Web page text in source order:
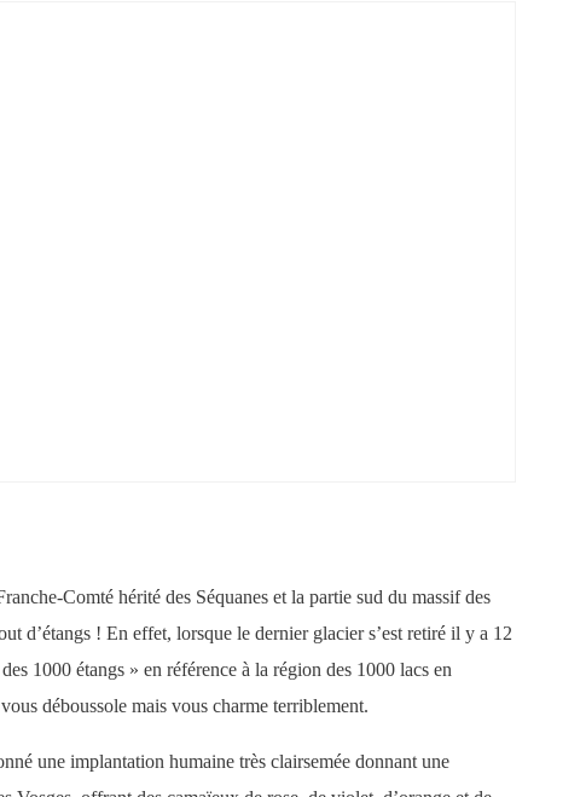
Comté hérité des Séquanes et la partie sud du massif des
d’étangs ! En effet, lorsque le dernier glacier s’est retiré il y a 12
1000 étangs » en référence à la région des 1000 lacs en
déboussole mais vous charme terriblement.
une implantation humaine très clairsemée donnant une